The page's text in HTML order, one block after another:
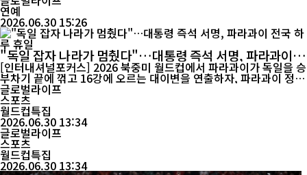
연예
2026.06.30 15:26
"독일 잡자 나라가 멈췄다"…대통령 즉석 서명, 파라과이 전
국 하루 휴일
[인터내셔널포커스] 2026 북중미 월드컵에서 파라과이가 독일을 승
부차기 끝에 꺾고 16강에 오르는 대이변을 연출하자, 파라과이 정부
가 전국에 하루 임시공휴일을 선포하며 역사적인 승리를 국가적 축
제로 기념했다. 현지시간 6월 30일 열린 월드컵 32강전에서 파라과
이는 독일과 연장전까지 1-1로 팽팽히 맞섰다. 승부는 승부차기에서
갈렸고, 파라과이는 4-3으로 승리하며 네 차례 ...
글로벌라이프
스포츠
월드컵특집
2026.06.30 13:34
글로벌라이프
스포츠
월드컵특집
2026.06.30 13:34